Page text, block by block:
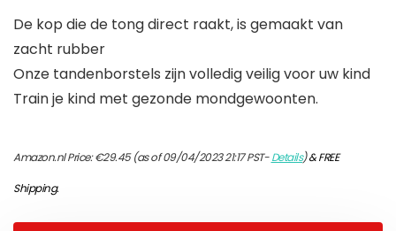
De kop die de tong direct raakt, is gemaakt van
zacht rubber
Onze tandenborstels zijn volledig veilig voor uw kind
Train je kind met gezonde mondgewoonten.
Amazon.nl Price:€29.45(as of 09/04/2023 21:17 PST-Details)&FREE
Shipping.